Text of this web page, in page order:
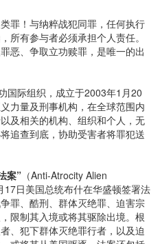
罪！与纳粹战犯同罪，任何执行
所有参与者必须承担个人责任。
恶、争取立功赎罪，是唯一的出
国际组织，成立于2003年1月20
力量及刑事机构，在全球范围内
及相关的机构、组织和个人，无
追查到底，协助受害者将罪犯送
案” （Anti-Atrocity Alien
日美国总统布什在华盛顿签署法
罪、酷刑、群体灭绝罪、迫害宗
限制其入境或将其驱除出境。根
、犯下群体灭绝罪行者，以及迫